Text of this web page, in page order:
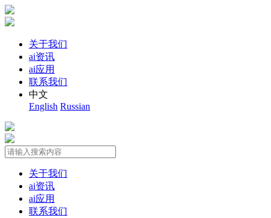
关于我们
ai资讯
ai应用
联系我们
中文
English Russian
关于我们
ai资讯
ai应用
联系我们